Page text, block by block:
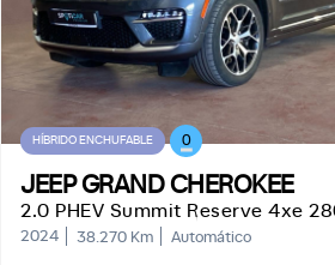
HÍBRIDO ENCHUFABLE 0
JEEP GRAND CHEROKEE
2024 38.270 Km Automático